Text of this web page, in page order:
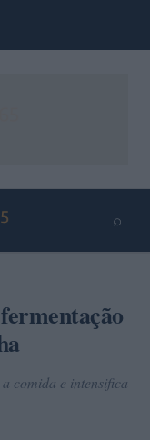
⌕
comida e intensifica